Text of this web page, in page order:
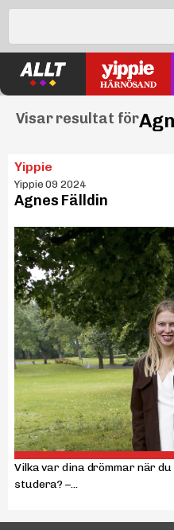
Visar resultat för
Yippie
Yippie 09 2024
Agnes Fälldin
Vilka var dina drömmar när
studera? –...